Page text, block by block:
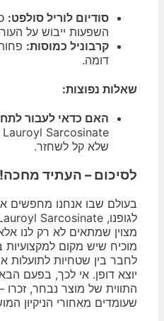
סודיום לוריל סולפט:
השפעות ייבוש על העור
קרבוניל כמוסות:פחות
דומה.
שאלות נפוצות:
האם כדאי לעבור
שלא קל לשחזר.
לסיכום – העתיד מחכה!
בעולם שבו אנחנו מחפשים
מצוין שמתאים לא רק לנו
מוכיח שיש מקום למקצועיות
לחבר בין שטחיות לתועלות
יוצא דופן. אי לכך, בפעם
התווית של מוצר נבחר, זכרו
שעומדים מאחורי הניקיון